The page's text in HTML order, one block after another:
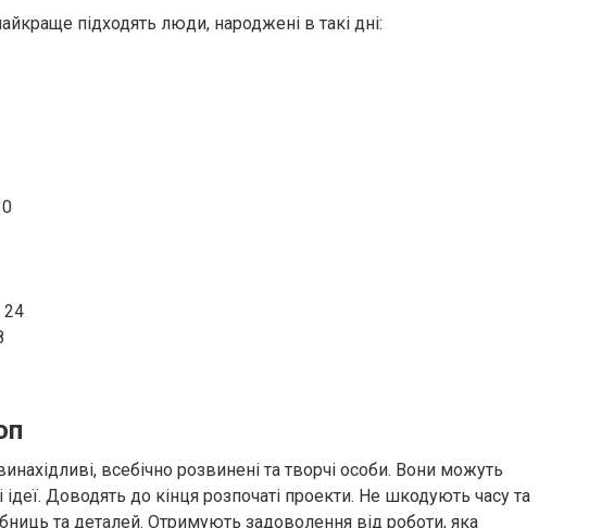
підходять люди, народжені в такі дні:
24
всебічно розвинені та творчі особи. Вони можуть
ідеї. Доводять до кінця розпочаті проекти. Не шкодують часу та
та деталей. Отримують задоволення від роботи, яка